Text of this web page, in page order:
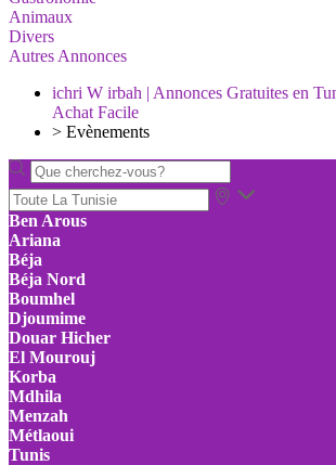
Animaux
Divers
Autres Annonces
ichri W irbah | Annonces Gratuites en
Achat Facile
> Evènements
Ben Arous
Ariana
Béja
Béja Nord
Boumhel
Djoumime
Douar Hicher
El Mourouj
Korba
Mdhila
Menzah
Métlaoui
Tunis